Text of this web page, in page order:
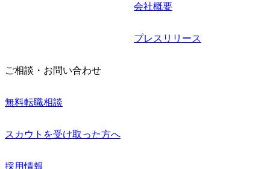
会社概要
プレスリリース
ご相談・お問い合わせ
無料転職相談
スカウトを受け取った方へ
採用情報